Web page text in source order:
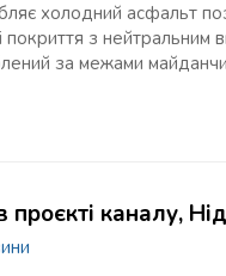
холодний асфальт
покриття з
за межами
проєкті каналу,